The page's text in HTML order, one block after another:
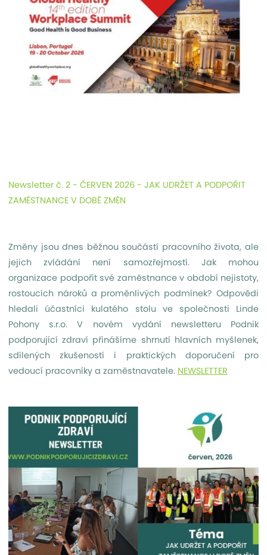
Newsletter č. 2 - ČERVEN 2026 - JAK UDRŽET A PODPOŘIT
ZAMĚSTNANCE V DOBĚ ZMĚN
Změny jsou dnes běžnou součástí pracovního života, ale
jejich zvládání není samozřejmostí. Jak mohou
organizace podpořit své zaměstnance v období nejistoty,
rostoucích nároků a proměnlivých podmínek? Odpovědi
hledali účastníci kulatého stolu ve společnosti Linde
Pohony s.r.o. V novém vydání newsletteru Podnik
podporující zdraví přinášíme shrnutí hlavních myšlenek,
sdílených zkušeností i praktických doporučení pro
vedoucí pracovníky a zaměstnavatele. NEWSLETTER